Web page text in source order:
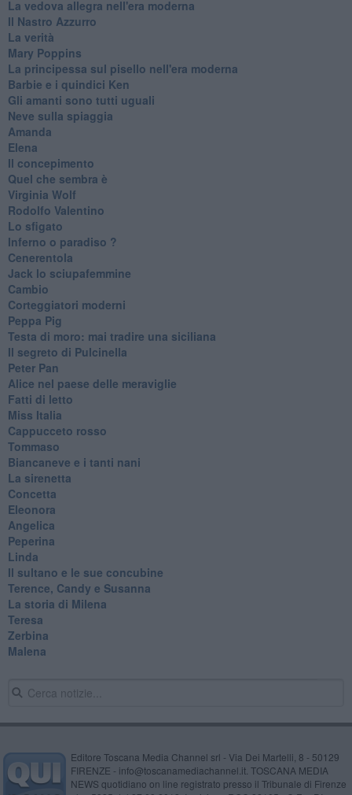
La vedova allegra nell'era moderna
​Il Nastro Azzurro
La verità
Mary Poppins
La principessa sul pisello nell'era moderna
Barbie e i quindici Ken
Gli amanti sono tutti uguali
Neve sulla spiaggia
Amanda
Elena
Il concepimento
Quel che sembra è
Virginia Wolf
Rodolfo Valentino
Lo sfigato
Inferno o paradiso ?
Cenerentola
Jack lo sciupafemmine
Cambio
Corteggiatori moderni
Peppa Pig
Testa di moro: mai tradire una siciliana
Il segreto di Pulcinella
Peter Pan
Alice nel paese delle meraviglie
Fatti di letto
Miss Italia
Cappucceto rosso
Tommaso
Biancaneve e i tanti nani
La sirenetta
Concetta
Eleonora
Angelica
Peperina
Linda
Il sultano e le sue concubine
Terence, Candy e Susanna
La storia di Milena
Teresa
Zerbina
Malena
Editore Toscana Media Channel srl - Via Dei Martelli, 8 - 50129
FIRENZE - info@toscanamediachannel.it. TOSCANA MEDIA
NEWS quotidiano on line registrato presso il Tribunale di Firenze